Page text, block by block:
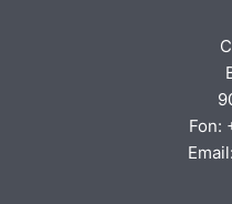
Fon: